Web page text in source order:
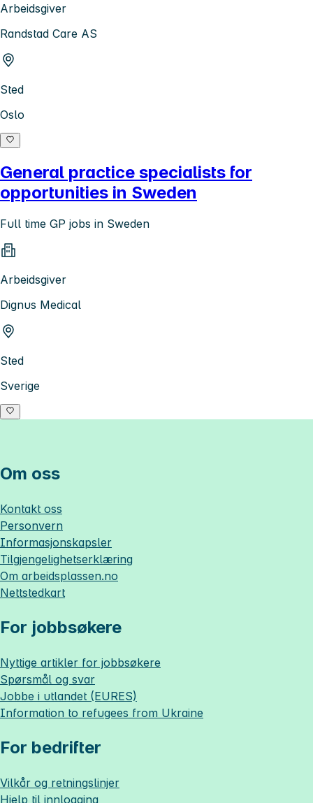
Arbeidsgiver
Randstad Care AS
Sted
Oslo
General practice specialists for
opportunities in Sweden
Full time GP jobs in Sweden
Arbeidsgiver
Dignus Medical
Sted
Sverige
Om oss
Kontakt oss
Personvern
Informasjonskapsler
Tilgjengelighetserklæring
Om arbeidsplassen.no
Nettstedkart
For jobbsøkere
Nyttige artikler for jobbsøkere
Spørsmål og svar
Jobbe i utlandet (EURES)
Information to refugees from Ukraine
For bedrifter
Vilkår og retningslinjer
Hjelp til innlogging